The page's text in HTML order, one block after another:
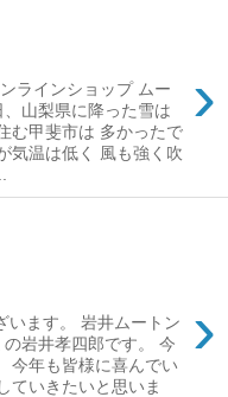
›
ラインショップ ムー
山梨県に降った雪は
む甲斐市は 多かったで
気温は低く 風も強く吹
›
います。 岩井ムートン
岩井孝四郎です。 今
今年も皆様に喜んでい
ていきたいと思いま